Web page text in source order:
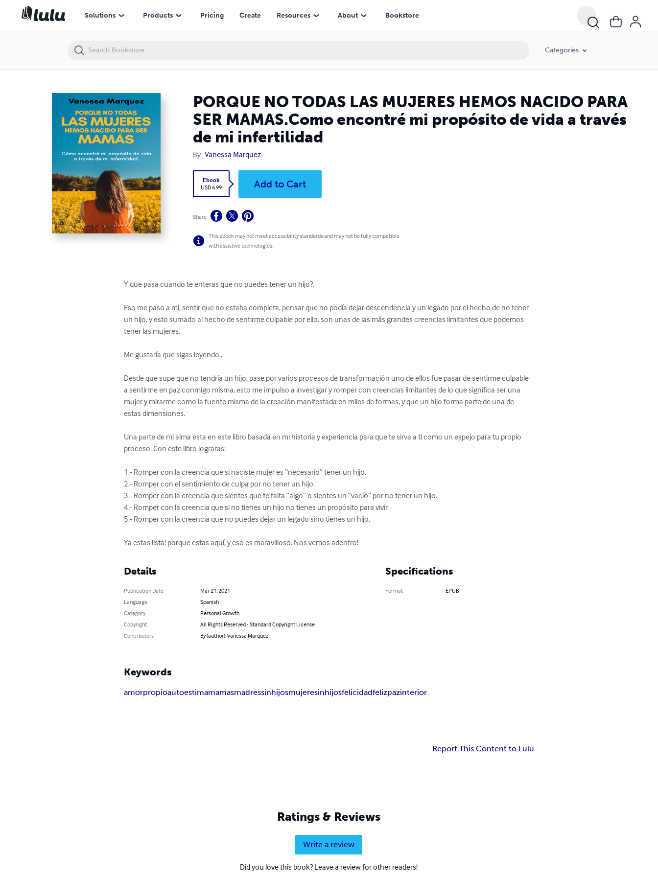
Solutions Products Pricing Create Resources About Bookstore
Categories
PORQUE NO TODAS LAS MUJERES HEMOS NACIDO PARA
SER MAMAS.Como encontré mi propósito de vida a través
de mi infertilidad
By Vanessa Marquez
Ebook
USD 6.99
Add to Cart
Share
This ebook may not meet accessibility standards and may not be fully compatible
with assistive technologies.
Y que pasa cuando te enteras que no puedes tener un hijo?.
Eso me paso a mi, sentir que no estaba completa, pensar que no podía dejar descendencia y un legado por el hecho de no tener
un hijo, y esto sumado al hecho de sentirme culpable por ello, son unas de las más grandes creencias limitantes que podemos
tener las mujeres.
Me gustaría que sigas leyendo..
Desde que supe que no tendría un hijo, pase por varios procesos de transformación uno de ellos fue pasar de sentirme culpable
a sentirme en paz conmigo misma, esto me impulso a investigar y romper con creencias limitantes de lo que significa ser una
mujer y mirarme como la fuente misma de la creación manifestada en miles de formas, y que un hijo forma parte de una de
estas dimensiones.
Una parte de mi alma esta en este libro basada en mi historia y experiencia para que te sirva a ti como un espejo para tu propio
proceso. Con este libro lograras:
1.- Romper con la creencia que si naciste mujer es “necesario” tener un hijo.
2.- Romper con el sentimiento de culpa por no tener un hijo.
3.- Romper con la creencia que sientes que te falta “algo” o sientes un “vacío” por no tener un hijo.
4.- Romper con la creencia que si no tienes un hijo no tienes un propósito para vivir.
5.- Romper con la creencia que no puedes dejar un legado sino tienes un hijo.
Ya estas lista! porque estas aquí, y eso es maravilloso. Nos vemos adentro!
Details
Publication Date
Mar 21, 2021
Language
Spanish
Category
Personal Growth
Copyright
All Rights Reserved - Standard Copyright License
Contributors
By (author): Vanessa Marquez
Specifications
Format EPUB
Keywords
amorpropioautoestimamamasmadressinhijosmujeresinhijosfelicidadfelizpazinterior
Report This Content to Lulu
Ratings & Reviews
Write a review
Did you love this book? Leave a review for other readers!
PORQUE NO TODAS LAS MUJERES HEMOS NACIDO PARA SER MAMAS.Como encontré mi propósito de vida a través de mi infertilidad